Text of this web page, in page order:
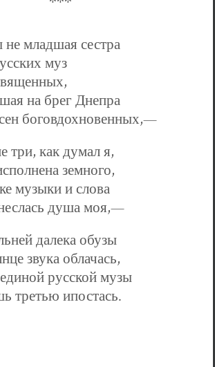
не младшая сестра
муз
на брег Днепра
боговдохновенных,—
три, как думал я,
земного,
музыки и слова
душа моя,—
далека обузы
звука облачась,
русской музы
третью ипостась.